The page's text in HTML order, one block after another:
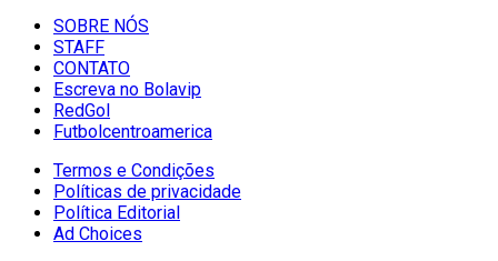
SOBRE NÓS
STAFF
CONTATO
Escreva no Bolavip
RedGol
Futbolcentroamerica
Termos e Condições
Políticas de privacidade
Política Editorial
Ad Choices